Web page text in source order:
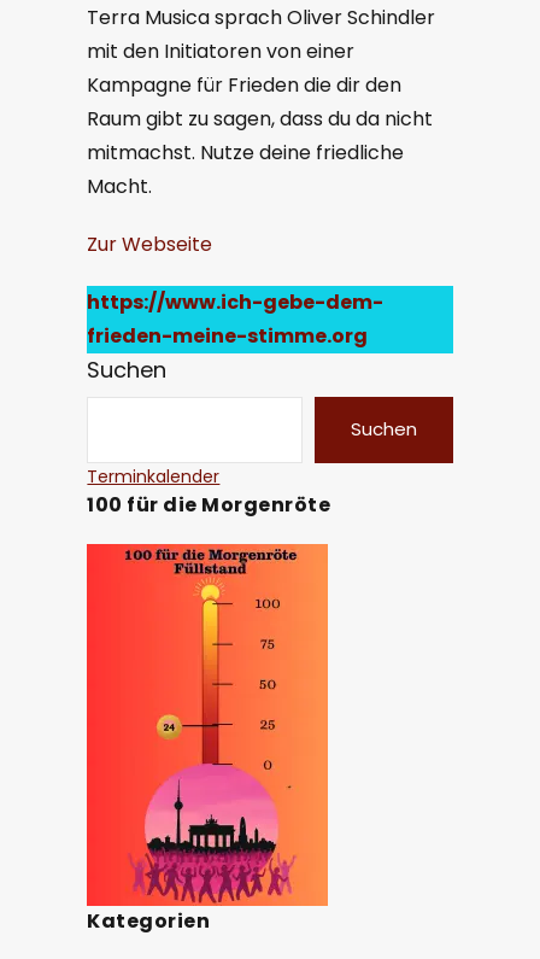
Terra Musica sprach Oliver Schindler
mit den Initiatoren von einer
Kampagne für Frieden die dir den
Raum gibt zu sagen, dass du da nicht
mitmachst. Nutze deine friedliche
Macht.
Zur Webseite
https://www.ich-gebe-dem-
frieden-meine-stimme.org
Suchen
Suchen
Terminkalender
100 für die Morgenröte
Kategorien